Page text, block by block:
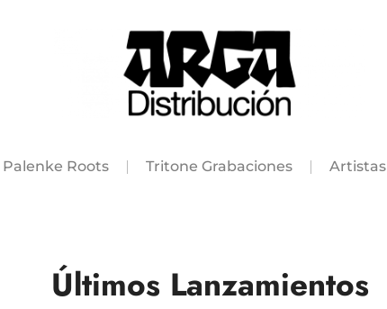
Palenke Roots Tritone Grabaciones Artistas
Últimos Lanzamientos